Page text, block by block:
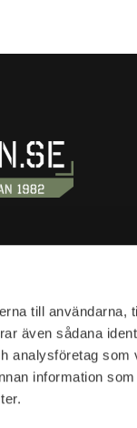
till användarna,
även sådana
analysföretag som
information
Terms and conditions
Customer service
Shipping & delivery
Complaint and return
Return waybill